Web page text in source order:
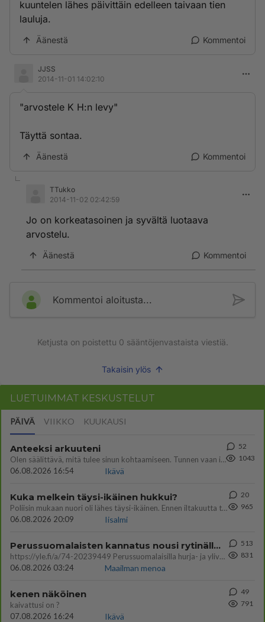
kuuntelen lähes päivittäin edelleen taivaan tien
lauluja.
Äänestä Kommentoi
JJSS
2014-11-01 14:02:10
"arvostele K H:n levy"
Täyttä sontaa.
Äänestä Kommentoi
TTukko
2014-11-02 02:42:59
Jo on korkeatasoinen ja syvältä luotaava
arvostelu.
Äänestä Kommentoi
Kommentoi aloitusta...
Ketjusta on poistettu 0 sääntöjenvastaista viestiä.
Takaisin ylös
LUETUIMMAT KESKUSTELUT
PÄIVÄ VIIKKO KUUKAUSI
Anteeksi arkuuteni
Olen säälittävä, mitä tulee sinun kohtaamiseen. Tunnen vaan itseni todella epävarmaksi sun kanssa. Jos minun olisi pitän
06.08.2026 16:54
Ikävä
52
1043
Kuka melkein täysi-ikäinen hukkui?
Poliisin mukaan nuori oli lähes täysi-ikäinen. Ennen iltakuutta tulleen ilmoituksen mukaan ihminen oli joutunut mahdoll
06.08.2026 20:09
Iisalmi
20
965
Perussuomalaisten kannatus nousi rytinällä Ylen tänään julkaisemassa tuoreimmassa gallup-kyselyssä.
https://yle.fi/a/74-20239449 Perussuomalaisilla hurja- ja ylivoimaisesti suurin nousu tässä uudessa Ylen gallupissa. Kyl
06.08.2026 03:24
Maailman menoa
513
831
kenen näköinen
kaivattusi on ?
07.08.2026 16:24
Ikävä
49
791